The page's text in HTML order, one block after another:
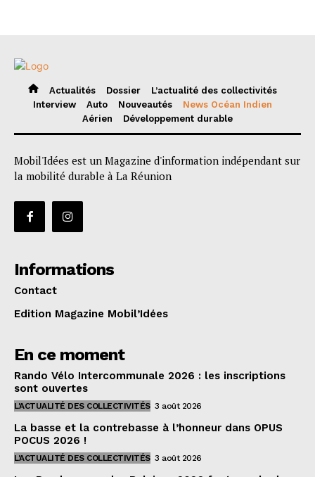
Actualités Dossier
L’actualité des collectivités
Interview
Auto Nouveautés
News Océan Indien
Aérien
Développement durable
Mobil'Idées est un Magazine d'information indépendant sur
la mobilité durable à La Réunion
Informations
Contact
Edition Magazine Mobil’Idées
En ce moment
Rando Vélo Intercommunale 2026 : les inscriptions
sont ouvertes
L'ACTUALITÉ DES COLLECTIVITÉS 3 août 2026
La basse et la contrebasse à l’honneur dans OPUS
POCUS 2026 !
L'ACTUALITÉ DES COLLECTIVITÉS 3 août 2026